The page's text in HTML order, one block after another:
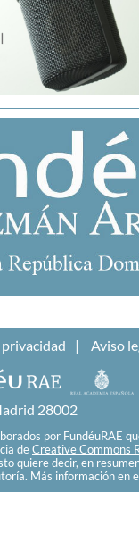
Aviso
28002
por FundéuRAE
de Creative Commons
quiere decir, en
Más información en